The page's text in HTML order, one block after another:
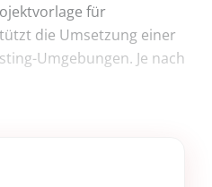
für
die Umsetzung einer
Umgebungen. Je nach